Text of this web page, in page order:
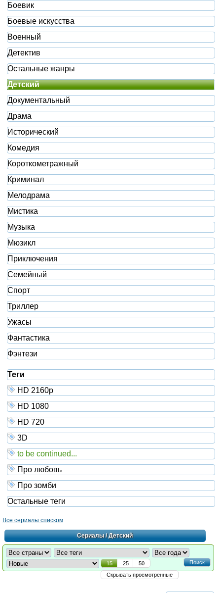
Боевик
Боевые искусства
Военный
Детектив
Остальные жанры
Детский
Документальный
Драма
Исторический
Комедия
Короткометражный
Криминал
Мелодрама
Мистика
Музыка
Мюзикл
Приключения
Семейный
Спорт
Триллер
Ужасы
Фантастика
Фэнтези
Теги
HD 2160р
HD 1080
HD 720
3D
to be continued...
Про любовь
Про зомби
Остальные теги
Все сериалы списком
Сериалы/ Детский
Поиск
15 25
50
Скрывать просмотренные